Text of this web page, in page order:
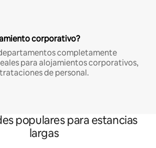
corporativo?
completamente
para alojamientos corporativos,
de personal.
populares para estancias
largas